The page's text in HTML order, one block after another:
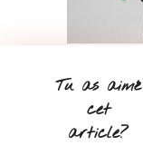
Tu as aimé
cet
article?